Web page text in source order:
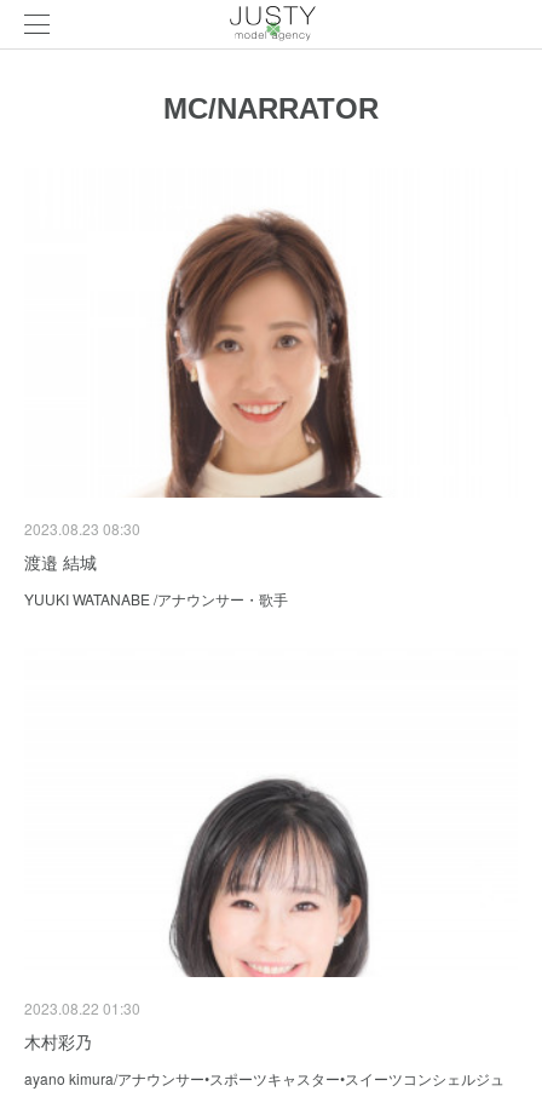
MC/NARRATOR
2023.08.23 08:30
渡邉 結城
YUUKI WATANABE /アナウンサー・歌手
2023.08.22 01:30
木村彩乃
ayano kimura/アナウンサー•スポーツキャスター•スイーツコンシェルジュ